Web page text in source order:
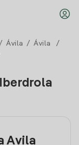
/ Ávila / Ávila
/
Avila